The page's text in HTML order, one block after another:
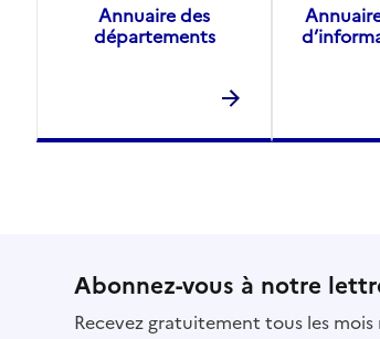
Annuaire des
départements
Abonnez-vous à notre
Recevez gratuitement tous les